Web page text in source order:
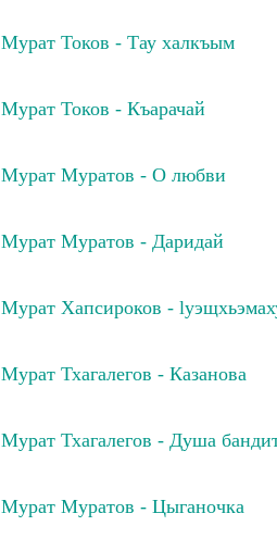
Мурат Токов - Тау халкъым
Мурат Токов - Къарачай
Мурат Муратов - О любви
Мурат Муратов - Даридай
Мурат Хапсироков -
Мурат Тхагалегов - Казанова
Мурат Тхагалегов - Душа
Мурат Муратов - Цыганочка